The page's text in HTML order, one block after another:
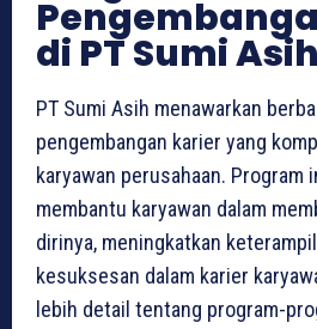
di PT Sumi Asih
PT Sumi Asih menawarkan
pengembangan karier yang
karyawan perusahaan. Program
membantu karyawan dalam
dirinya, meningkatkan
kesuksesan dalam karier
lebih detail tentang program-